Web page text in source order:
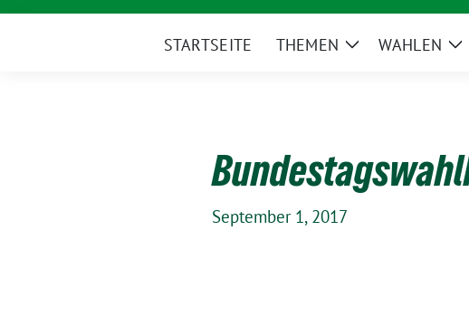
STARTSEITE THEMEN
ZeigeWAHLEN
September 1, 2017